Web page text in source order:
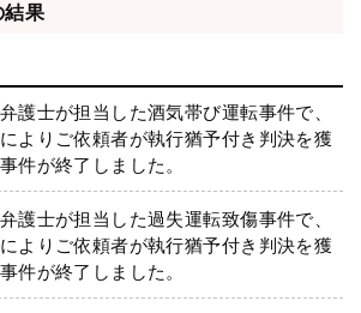
結果
護士が担当した酒気帯び運転事件で、
よりご依頼者が執行猶予付き判決を獲
件が終了しました。
護士が担当した過失運転致傷事件で、
よりご依頼者が執行猶予付き判決を獲
件が終了しました。